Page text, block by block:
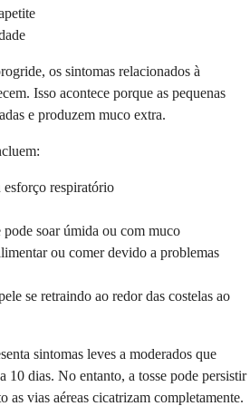
os sintomas relacionados à
Isso acontece porque as pequenas
e produzem muco extra.
esforço respiratório
pode soar úmida ou com muco
ou comer devido a problemas
se retraindo ao redor das costelas ao
sintomas leves a moderados que
10 dias. No entanto, a tosse pode persistir
as vias aéreas cicatrizam completamente.